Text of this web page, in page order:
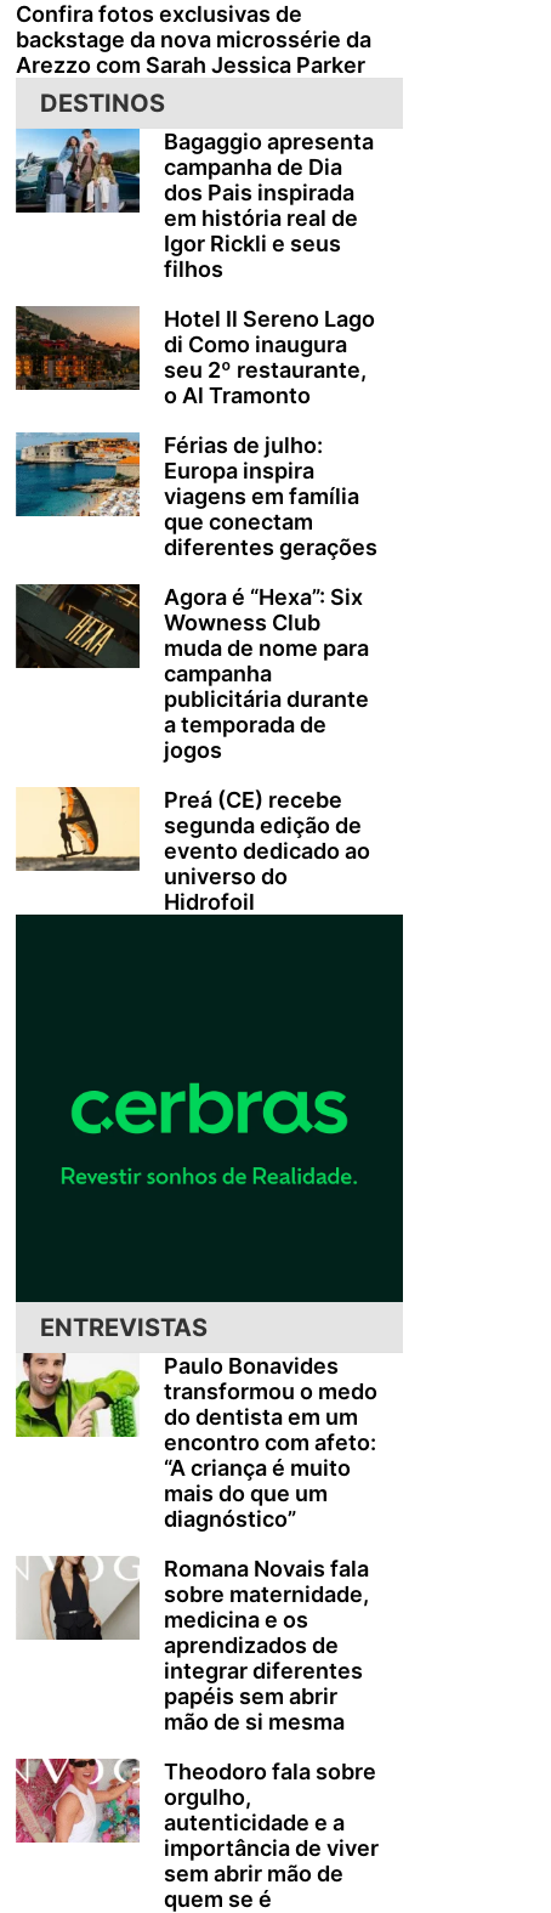
Confira fotos exclusivas de
backstage da nova microssérie da
Arezzo com Sarah Jessica Parker
DESTINOS
Bagaggio apresenta
campanha de Dia
dos Pais inspirada
em história real de
Igor Rickli e seus
filhos
Hotel Il Sereno Lago
di Como inaugura
seu 2º restaurante,
o Al Tramonto
Férias de julho:
Europa inspira
viagens em família
que conectam
diferentes gerações
Agora é “Hexa”: Six
Wowness Club
muda de nome para
campanha
publicitária durante
a temporada de
jogos
Preá (CE) recebe
segunda edição de
evento dedicado ao
universo do
Hidrofoil
ENTREVISTAS
Paulo Bonavides
transformou o medo
do dentista em um
encontro com afeto:
“A criança é muito
mais do que um
diagnóstico”
Romana Novais fala
sobre maternidade,
medicina e os
aprendizados de
integrar diferentes
papéis sem abrir
mão de si mesma
Theodoro fala sobre
orgulho,
autenticidade e a
importância de viver
sem abrir mão de
quem se é